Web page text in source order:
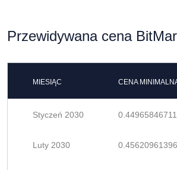
Przewidywana cena
MIESIĄC CENA
Styczeń 2030
Luty 2030